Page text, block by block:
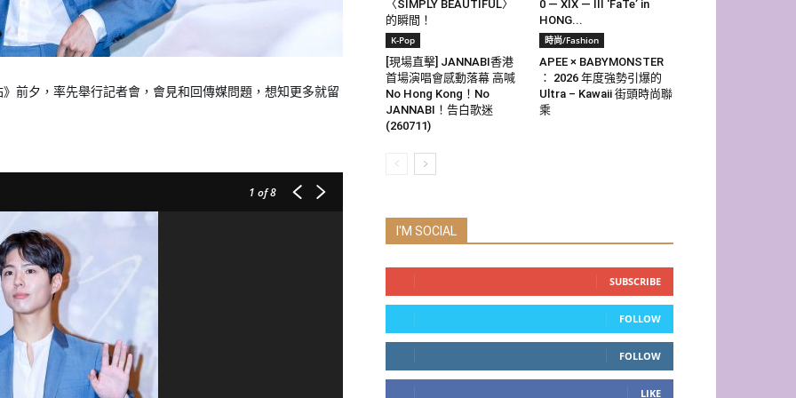
前夕，率先舉行記者會，會見和回傳媒問題，想知更多就留
1 of 8
〈SIMPLY BEAUTIFUL〉
的瞬間！
0 — XIX — III ‘FaTe’ in
HONG...
K-Pop
[現場直擊] JANNABI香港
首場演唱會感動落幕 高喊
No Hong Kong！No
JANNABI！告白歌迷
(260711)
時尚/Fashion
APEE × BABYMONSTER
： 2026 年度強勢引爆的
Ultra – Kawaii 街頭時尚聯
乘
I'M SOCIAL
SUBSCRIBE
FOLLOW
FOLLOW
LIKE